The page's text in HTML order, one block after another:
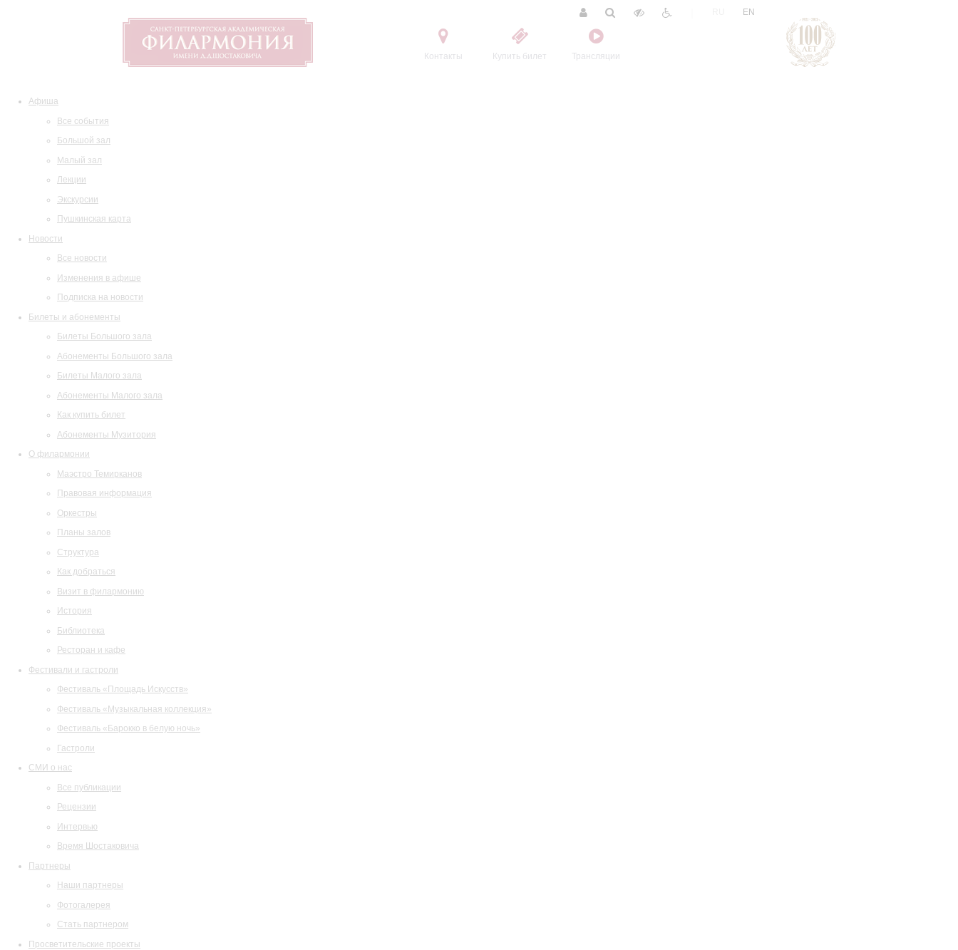
Контакты Купить билет Трансляции
EN
Афиша
Все события
Большой зал
Малый зал
Лекции
Экскурсии
Пушкинская карта
Новости
Все новости
Изменения в афише
Подписка на новости
Билеты и абонементы
Билеты Большого зала
Абонементы Большого зала
Билеты Малого зала
Абонементы Малого зала
Как купить билет
Абонементы Музитория
О филармонии
Маэстро Темирканов
Правовая информация
Оркестры
Планы залов
Структура
Как добраться
Визит в филармонию
История
Библиотека
Ресторан и кафе
Фестивали и гастроли
Фестиваль «Площадь Искусств»
Фестиваль «Музыкальная коллекция»
Фестиваль «Барокко в белую ночь»
Гастроли
СМИ о нас
Все публикации
Рецензии
Интервью
Время Шостаковича
Партнеры
Наши партнеры
Фотогалерея
Стать партнером
Просветительские проекты